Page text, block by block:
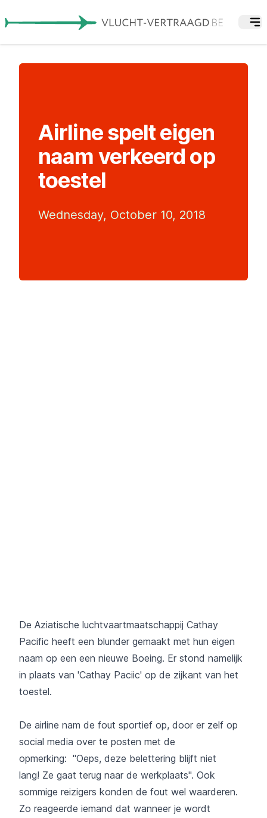
Airline spelt eigen
naam verkeerd op
toestel
Wednesday, October 10, 2018
De Aziatische luchtvaartmaatschappij Cathay
Pacific heeft een blunder gemaakt met hun eigen
naam op een een nieuwe Boeing. Er stond namelijk
in plaats van 'Cathay Paciic' op de zijkant van het
toestel.
De airline nam de fout sportief op, door er zelf op
social media over te posten met de
opmerking: "Oeps, deze belettering blijft niet
lang! Ze gaat terug naar de werkplaats". Ook
sommige reizigers konden de fout wel waarderen.
Zo reageerde iemand dat wanneer je wordt